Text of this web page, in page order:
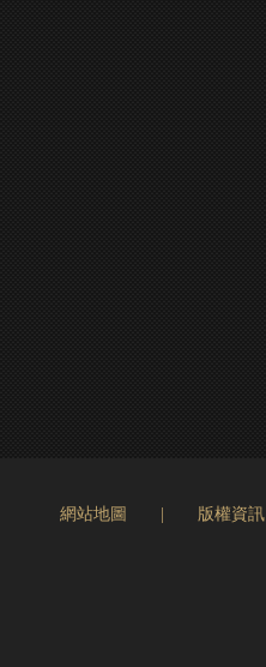
網站地圖 版權資訊